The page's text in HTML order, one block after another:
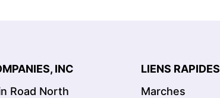
INC
Road North
LIENS RAPIDES
Marches